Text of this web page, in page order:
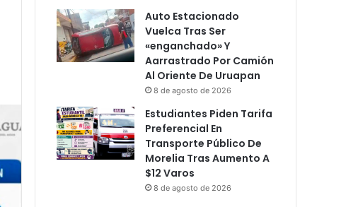
Auto Estacionado
Vuelca Tras Ser
«enganchado» Y
Aarrastrado Por Camión
Al Oriente De Uruapan
8 de agosto de 2026
Estudiantes Piden Tarifa
Preferencial En
Transporte Público De
Morelia Tras Aumento A
$12 Varos
8 de agosto de 2026